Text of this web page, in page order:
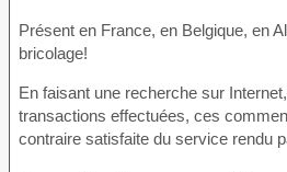
Présent en France, en Belgique, en
bricolage!
En faisant une recherche sur
transactions effectuées, ces
contraire satisfaite du service rendu